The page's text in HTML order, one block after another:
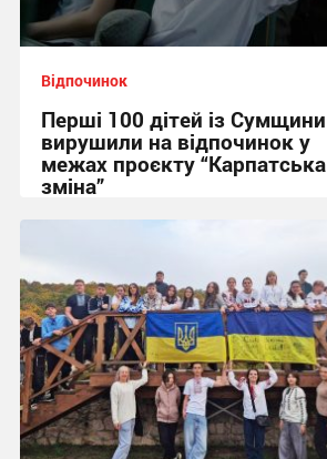
Відпочинок
Перші 100 дітей із Сумщини
вирушили на відпочинок у
межах проєкту “Карпатська
зміна”